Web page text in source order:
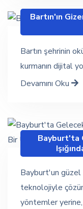
Bartın'ın
Bartın şehrinin
kurmanın dijital
Devamını Oku
Bayburt'ta
Bayburt'un güzel
teknolojiyle
yöntemler